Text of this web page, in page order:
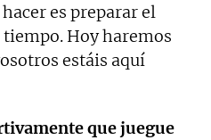
es preparar el
Hoy haremos
estáis aquí
que juegue